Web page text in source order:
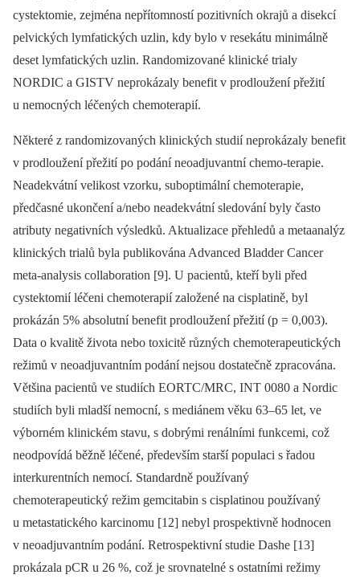
cystektomie, zejména nepřítomností pozitivních okrajů a disekcí
pelvických lymfatických uzlin, kdy bylo v resekátu minimálně
deset lymfatických uzlin. Ran­do­mizované klinické trialy
NORDIC a GISTV neprokázaly benefit v prodloužení přežití
u nemocných léčených chemoterapií.
Některé z randomizovaných klinických studií neprokázaly benefit
v prodloužení přežití po podání neoadjuvantní chemo-te­rapie.
Neadekvátní velikost vzorku, sub­optimální chemoterapie,
předčasné ukon­čení a/nebo neadekvátní sledování byly často
atributy negativních výsledků. Aktua­lizace přehledů a metaanalýz
klinic­kých trialů byla publikována Advanced Bladder Cancer
meta-analysis colla­bo­ra­tion [9]. U pacientů, kteří byli před
cystektomií léčeni chemoterapií založené na cisplatině, byl
prokázán 5% absolutní benefit prodloužení přežití (p = 0,003).
Data o kvalitě života nebo toxicitě různých chemoterapeutických
režimů v neoadjuvantním podání nejsou dostatečně zpracována.
Většina pacientů ve studiích EORTC/MRC, INT 0080 a Nordic
studiích byli mladší nemocní, s mediánem věku 63–65 let, ve
výborném klinickém stavu, s dobrými renálními funkcemi, což
neodpovídá běžně léčené, především starší populaci s řadou
interkurentních nemocí. Standardně používaný
chemoterapeutický režim gemcitabin s cisplatinou používaný
u metastatického karcinomu [12] nebyl prospektivně hodnocen
v neoadjuvantním podání. Retrospektivní studie Dashe [13]
prokázala pCR u 26 %, což je srovnatelné s ostatními režimy